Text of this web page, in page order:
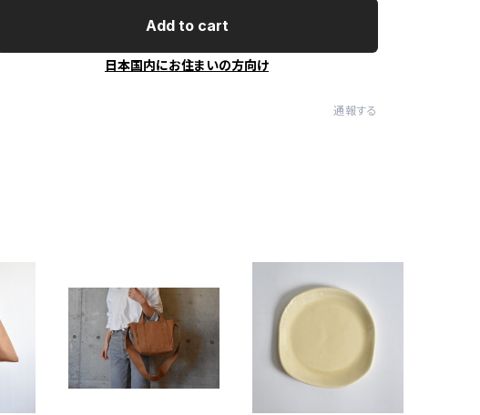
Add to cart
日本国内にお住まいの方向け
通報する